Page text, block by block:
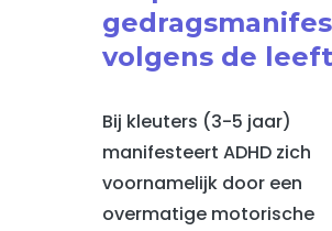
volgens de
Bij kleuters (3-5 jaar)
manifesteert ADHD zich
voornamelijk door een
overmatige motorische